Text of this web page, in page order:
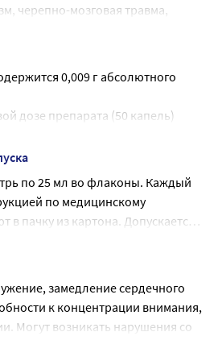
черепно-мозговая травма,
детский возраст до 3 лет.
Нарушение функции печени,
0,009 г абсолютного
дозе препарата (50 капель)
дозе (150 капель) содержится
по 25 мл во флаконы. Каждый
по медицинскому
пачку из картона. Допускается
замедление сердечного
к концентрации внимания,
Могут возникать нарушения со